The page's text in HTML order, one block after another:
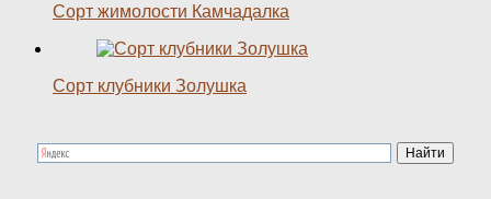
Сорт жимолости Камчадалка
Сорт клубники Золушка